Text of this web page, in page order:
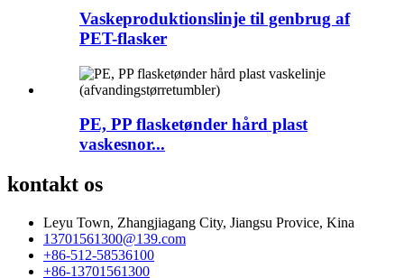
Vaskeproduktionslinje til genbrug af
PET-flasker
PE, PP flasketønder hård plast
vaskesnor...
kontakt os
Leyu Town, Zhangjiagang City, Jiangsu Provice, Kina
13701561300@139.com
+86-512-58536100
+86-13701561300